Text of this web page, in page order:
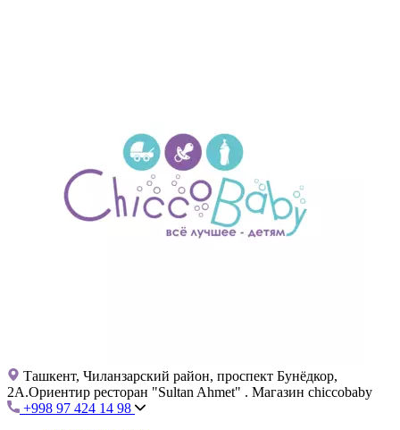
Ташкент, Чиланзарский район, проспект Бунёдкор,
2А.Ориентир ресторан "Sultan Ahmet" . Магазин chiccobaby
+998 97 424 14 98